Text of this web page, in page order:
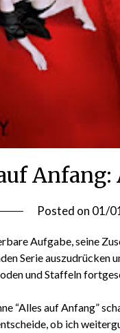
Posted on 01/
Aufgabe, seine
Serie
und Staffeln
“Alles auf Anfang”
ob ich